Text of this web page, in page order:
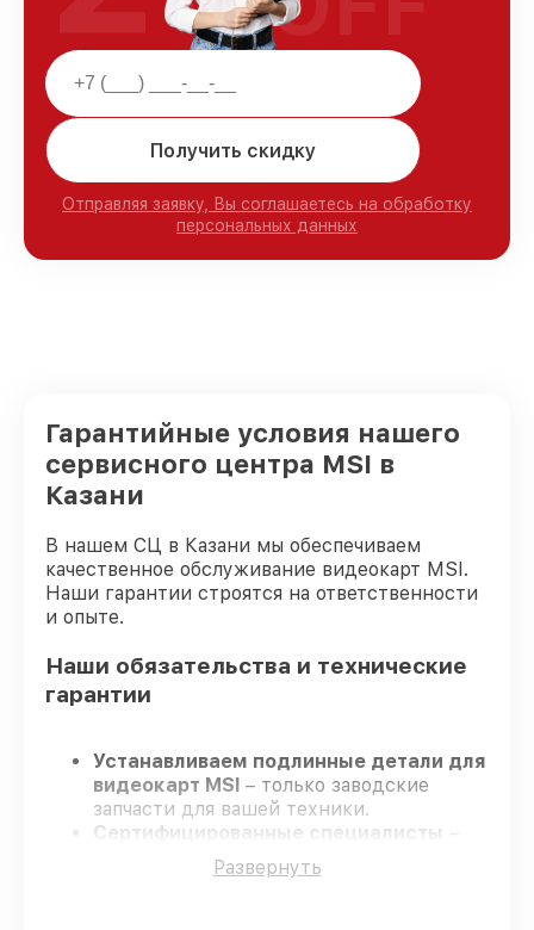
Получить скидку
Отправляя заявку, Вы соглашаетесь на обработку
персональных данных
Гарантийные условия нашего
сервисного центра MSI в
Казани
В нашем СЦ в Казани мы обеспечиваем
качественное обслуживание видеокарт MSI.
Наши гарантии строятся на ответственности
и опыте.
Наши обязательства и технические
гарантии
Устанавливаем подлинные детали для
видеокарт MSI – только заводские
запчасти для вашей техники.
Сертифицированные специалисты
проходят серьезную проверку знаний и
навыков, что гарантирует высокий
Развернуть